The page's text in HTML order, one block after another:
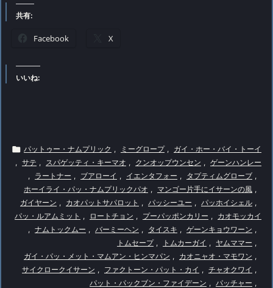
共有:
Facebook X
いいね:
 パットゥー・ナムプリック , ミーグロープ ,
ガイ・ホー・バイ・トーイ
, サテ , スパゲッティ・キーマオ , クンオップウンセン , ゲーンハンレー
,
ラートナー , ブアローイ , イエンタフォー , タプティムグローブ ,
ホーイライ・パッ・ナムプリックパオ , マンゴー片手にイサーンの風 ,
ガイヤーン , カオパットサパロット , パッシーユー , パッホイシェル ,
パッ・ルアムミット , ロートチョン , プーパッポンカリー ,
カオモッカイ
, ナムトックムー , バーミーヘン , タイスキ , ゲーンキョウワーン ,
トムセープ , トムカーガイ , ヤムママー ,
ガイ・パッ・メット・マムアン・ヒンマパン , カオニャオ・マモワン ,
サイクロークイサーン , ファクトーン・パット・カイ , チャオクワイ ,
パット・パックブン・ファイデーン , パッチャー ,